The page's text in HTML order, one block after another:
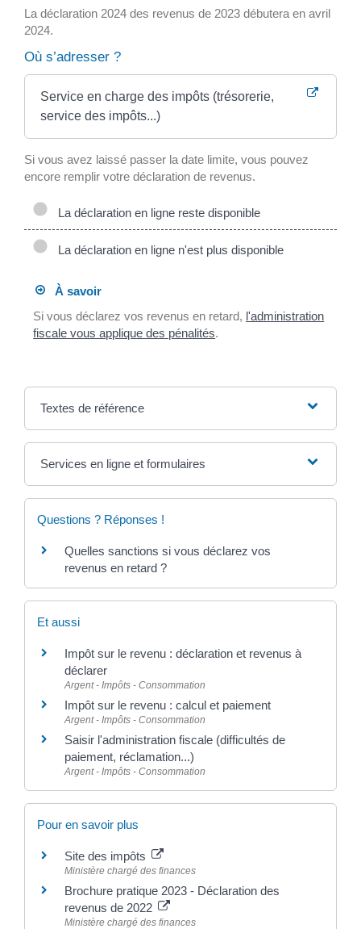
La déclaration 2024 des revenus de 2023 débutera en avril
2024.
Où s’adresser ?
Service en charge des impôts (trésorerie,
service des impôts...)
Si vous avez laissé passer la date limite, vous pouvez
encore remplir votre déclaration de revenus.
La déclaration en ligne reste disponible
La déclaration en ligne n'est plus disponible
À savoir
Si vous déclarez vos revenus en retard, l'administration
fiscale vous applique des pénalités.
Textes de référence
Services en ligne et formulaires
Questions ? Réponses !
Quelles sanctions si vous déclarez vos
revenus en retard ?
Et aussi
Impôt sur le revenu : déclaration et revenus à
déclarer
Argent - Impôts - Consommation
Impôt sur le revenu : calcul et paiement
Argent - Impôts - Consommation
Saisir l'administration fiscale (difficultés de
paiement, réclamation...)
Argent - Impôts - Consommation
Pour en savoir plus
Site des impôts
Ministère chargé des finances
Brochure pratique 2023 - Déclaration des
revenus de 2022
Ministère chargé des finances